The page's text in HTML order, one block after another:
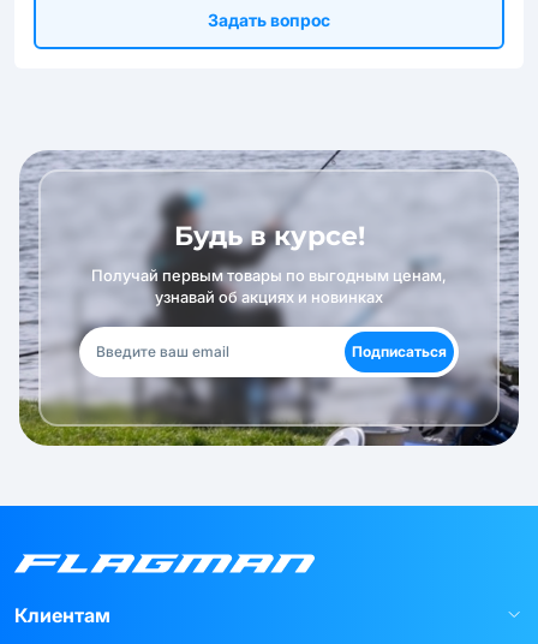
Задать вопрос
Будь в курсе!
Получай первым товары по выгодным ценам,
узнавай об акциях и новинках
Подписаться
Клиентам